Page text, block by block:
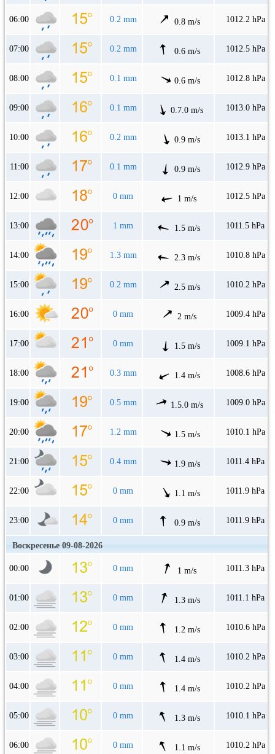
06:00 0.2 mm 0.8 m/s 1012.2 hPa
07:00 0.2 mm 0.6 m/s 1012.5 hPa
08:00 0.1 mm 0.6 m/s 1012.8 hPa
09:00 0.1 mm 0.7.0 m/s 1013.0 hPa
10:00 0.2 mm 0.9 m/s 1013.1 hPa
11:00 0.1 mm 0.9 m/s 1012.9 hPa
12:00 0 mm 1 m/s 1012.5 hPa
13:00 1 mm 1.5 m/s 1011.5 hPa
14:00 1.3 mm 2.3 m/s 1010.8 hPa
15:00 0.2 mm 2.5 m/s 1010.2 hPa
16:00 0 mm 2 m/s 1009.4 hPa
17:00 0 mm 1.5 m/s 1009.1 hPa
18:00 0.3 mm 1.4 m/s 1008.6 hPa
19:00 0.5 mm 1.5.0 m/s 1009.0 hPa
20:00 1.2 mm 1.5 m/s 1010.1 hPa
21:00 0.4 mm 1.9 m/s 1011.4 hPa
22:00 0 mm 1.1 m/s 1011.9 hPa
23:00 0 mm 0.9 m/s 1011.9 hPa
Воскресенье 09-08-2026
00:00 0 mm 1 m/s 1011.3 hPa
01:00 0 mm 1.3 m/s 1011.1 hPa
02:00 0 mm 1.2 m/s 1010.6 hPa
03:00 0 mm 1.4 m/s 1010.2 hPa
04:00 0 mm 1.4 m/s 1010.2 hPa
05:00 0 mm 1.3 m/s 1010.1 hPa
06:00 0 mm 1.1 m/s 1010.2 hPa